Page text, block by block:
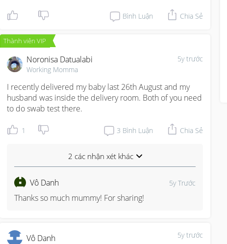
Bình Luận Chia Sẻ
Thành viên VIP
5y trước
Noronisa Datualabi
Working Momma
I recently delivered my baby last 26th August and my
husband was inside the delivery room. Both of you need
to do swab test there.
1 3 Bình Luận Chia Sẻ
2 các nhận xét khác
Vô Danh 5y Trước
Thanks so much mummy! For sharing!
5y trước
Vô Danh